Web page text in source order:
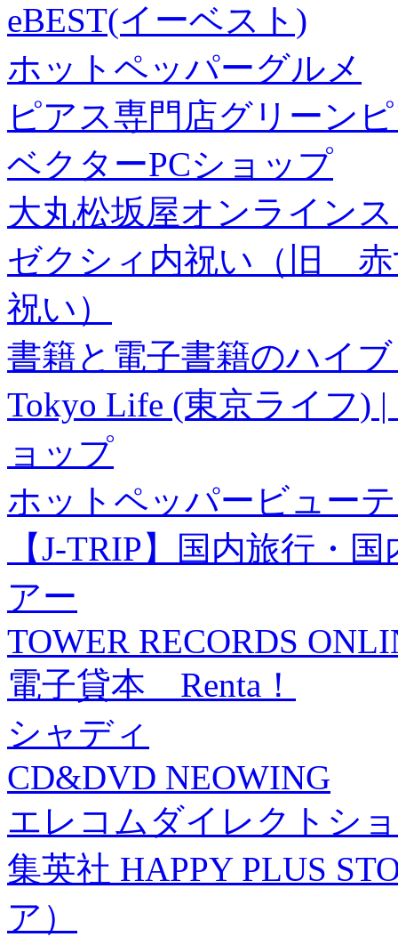
eBEST(イーベスト)
ホットペッパーグルメ
ピアス専門店グリーン
ベクターPCショップ
大丸松坂屋オンライン
ゼクシィ内祝い（旧 赤
祝い）
書籍と電子書籍のハイ
Tokyo Life (東京ライフ)
ョップ
ホットペッパービュー
【J-TRIP】国内旅行・
アー
TOWER RECORDS
電子貸本 Renta！
シャディ
CD&DVD NEOWING
エレコムダイレクトシ
集英社 HAPPY PLUS
ア）